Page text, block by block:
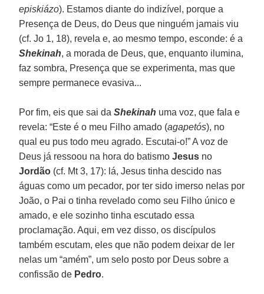
episkiázo). Estamos diante do indizível, porque a
Presença de Deus, do Deus que ninguém jamais viu
(cf. Jo 1, 18), revela e, ao mesmo tempo, esconde: é a
Shekinah, a morada de Deus, que, enquanto ilumina,
faz sombra, Presença que se experimenta, mas que
sempre permanece evasiva...
Por fim, eis que sai daShekinah uma voz, que fala e
revela: “Este é o meu Filho amado (agapetós), no
qual eu pus todo meu agrado. Escutai-o!” A voz de
Deus já ressoou na hora do batismoJesus no
Jordão (cf. Mt 3, 17): lá, Jesus tinha descido nas
águas como um pecador, por ter sido imerso nelas por
João, o Pai o tinha revelado como seu Filho único e
amado, e ele sozinho tinha escutado essa
proclamação. Aqui, em vez disso, os discípulos
também escutam, eles que não podem deixar de ler
nelas um “amém”, um selo posto por Deus sobre a
confissão de Pedro.